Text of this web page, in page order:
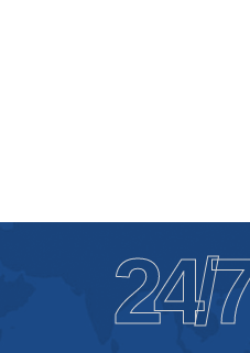
24/7